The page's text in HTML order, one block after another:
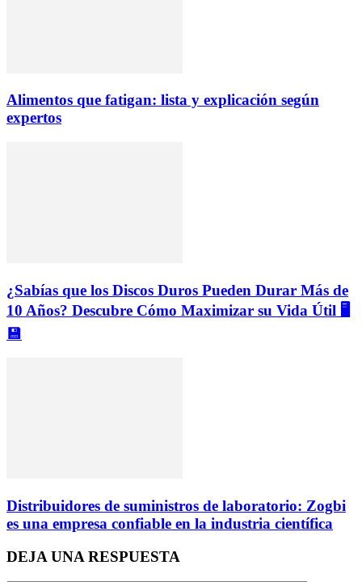
Alimentos que fatigan: lista y explicación según
expertos
¿Sabías que los Discos Duros Pueden Durar Más de
10 Años? Descubre Cómo Maximizar su Vida Útil 🖥️
💾
Distribuidores de suministros de laboratorio: Zogbi
es una empresa confiable en la industria científica
DEJA UNA RESPUESTA